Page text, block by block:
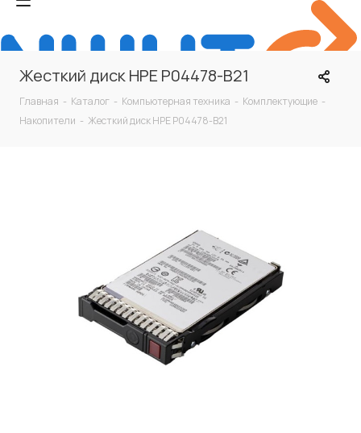
Жесткий диск HPE P04478-B21
Главная - Каталог - Компьютерная техника - Комплектующие -
Накопители - Жесткий диск HPE P04478-B21